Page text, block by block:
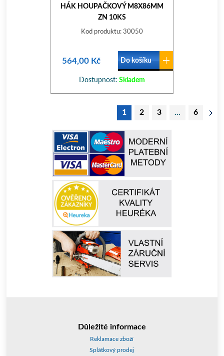
HÁK HOUPAČKOVÝ M8X86MM
ZN 10KS
Kod produktu: 30050
564,00 Kč Do košíku
Dostupnost: Skladem
1 2 3 ... 6
Důležité informace
Reklamace zboží
Splátkový prodej